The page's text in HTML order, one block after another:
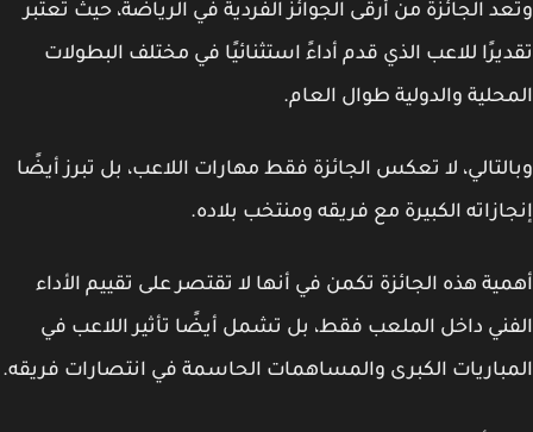
الجائزة من أرقى الجوائز الفردية في الرياضة، حيث تُعتبر
للاعب الذي قدم أداءً استثنائيًا في مختلف البطولات
والدولية طوال العام.
لا تعكس الجائزة فقط مهارات اللاعب، بل تبرز أيضًا
الكبيرة مع فريقه ومنتخب بلاده.
هذه الجائزة تكمن في أنها لا تقتصر على تقييم الأداء
داخل الملعب فقط، بل تشمل أيضًا تأثير اللاعب في
الكبرى والمساهمات الحاسمة في انتصارات فريقه.